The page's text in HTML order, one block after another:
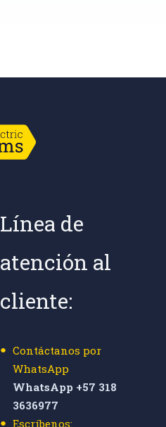
Línea de
atención al
cliente:
Contáctanos por
WhatsApp
WhatsApp +57 318
3636977
Escríbenos: